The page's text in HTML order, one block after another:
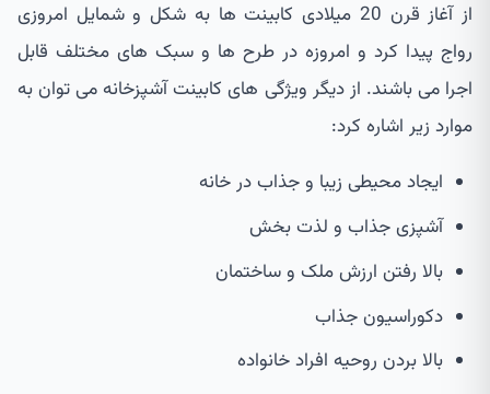
از آغاز قرن 20 میلادی کابینت ها به شکل و شمایل امروزی
رواج پیدا کرد و امروزه در طرح ها و سبک های مختلف قابل
اجرا می باشند. از دیگر ویژگی های کابینت آشپزخانه می توان به
موارد زیر اشاره کرد:
ایجاد محیطی زیبا و جذاب در خانه
آشپزی جذاب و لذت بخش
بالا رفتن ارزش ملک و ساختمان
دکوراسیون جذاب
بالا بردن روحیه افراد خانواده